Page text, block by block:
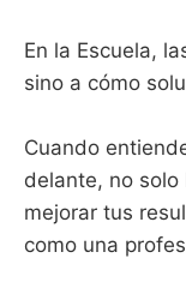
En la Escuela,
sino a cómo
Cuando
delante, no solo
mejorar tus
como una